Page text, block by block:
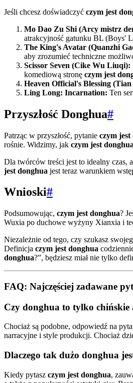
Jeśli chcesz doświadczyć czym jest
Mo Dao Zu Shi (Arcy mistrz
atrakcyjność gatunku BL (Boys'
The King's Avatar (Quanzhi
aby zrozumieć techniczne
Scissor Seven (Cike Wu Liuqi):
komediową stronę czym jest
Heaven Official's Blessing
Ling Long: Incarnation: Ten
Przyszłość Donghua#
Patrząc w przyszłość, pytanie czym jest
rośnie. Widzimy, jak czym jest donghua
Dla twórców treści jest to idealny czas,
jest donghua jest teraz warunkiem
Wnioski#
Podsumowując, czym jest donghua?
Wuxia po duchowe wyżyny Xianxia i
Niezależnie od tego, czy szukasz
Definicja czym jest donghua
donghua?”, będziesz miał nie tylko
FAQ: Najczęściej zadawane
Czy donghua to tylko chińskie
Chociaż są podobne, odpowiedź na
narracyjne i style produkcji. Chociaż
Dlaczego tak dużo donghua
Kiedy pytasz czym jest donghua,